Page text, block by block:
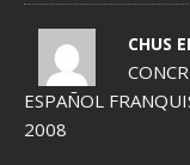
CHUS
ESPAÑOL
2008